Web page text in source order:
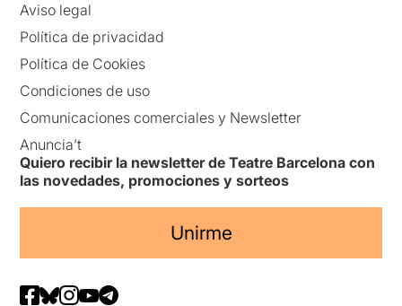
Aviso legal
Política de privacidad
Política de Cookies
Condiciones de uso
Comunicaciones comerciales y Newsletter
Anuncia’t
Quiero recibir la newsletter de Teatre Barcelona con
las novedades, promociones y sorteos
Unirme